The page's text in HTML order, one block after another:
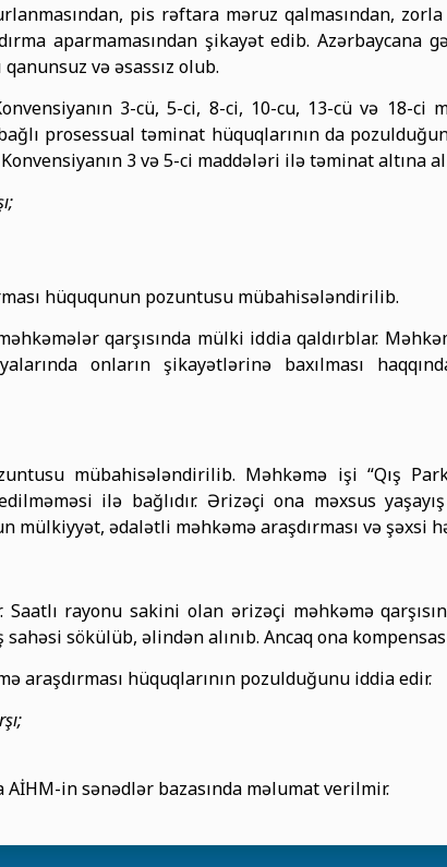
pis rəftara məruz qalmasından,
aparmamasından şikayət edib.
və əsassız olub.
3-cü, 5-ci, 8-ci, 10-cu, 13-cü və 18-ci
prosessual təminat hüquqlarının da
3 və 5-ci maddələri ilə təminat altına
hüququnun pozuntusu mübahisələndirilib.
qarşısında mülki iddia qaldırblar.
onların şikayətlərinə baxılması
mübahisələndirilib. Məhkəmə işi “Qış
ilə bağlıdır. Ərizəçi ona məxsus
mülkiyyət, ədalətli məhkəmə araşdırması və şəxsi
rayonu sakini olan ərizəçi məhkəmə
sökülüb, əlindən alınıb. Ancaq ona
araşdırması hüquqlarının pozulduğunu iddia edir.
AİHM-in sənədlər bazasında məlumat verilmir.